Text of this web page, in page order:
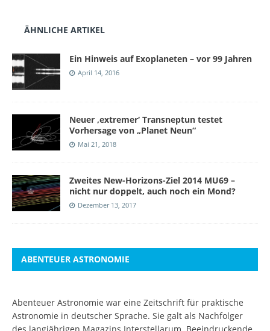
ÄHNLICHE ARTIKEL
Ein Hinweis auf Exoplaneten – vor 99 Jahren
April 14, 2016
Neuer ‚extremer‘ Transneptun testet
Vorhersage von „Planet Neun“
Mai 21, 2018
Zweites New-Horizons-Ziel 2014 MU69 –
nicht nur doppelt, auch noch ein Mond?
Dezember 13, 2017
ABENTEUER ASTRONOMIE
Abenteuer Astronomie war eine Zeitschrift für praktische
Astronomie in deutscher Sprache. Sie galt als Nachfolger